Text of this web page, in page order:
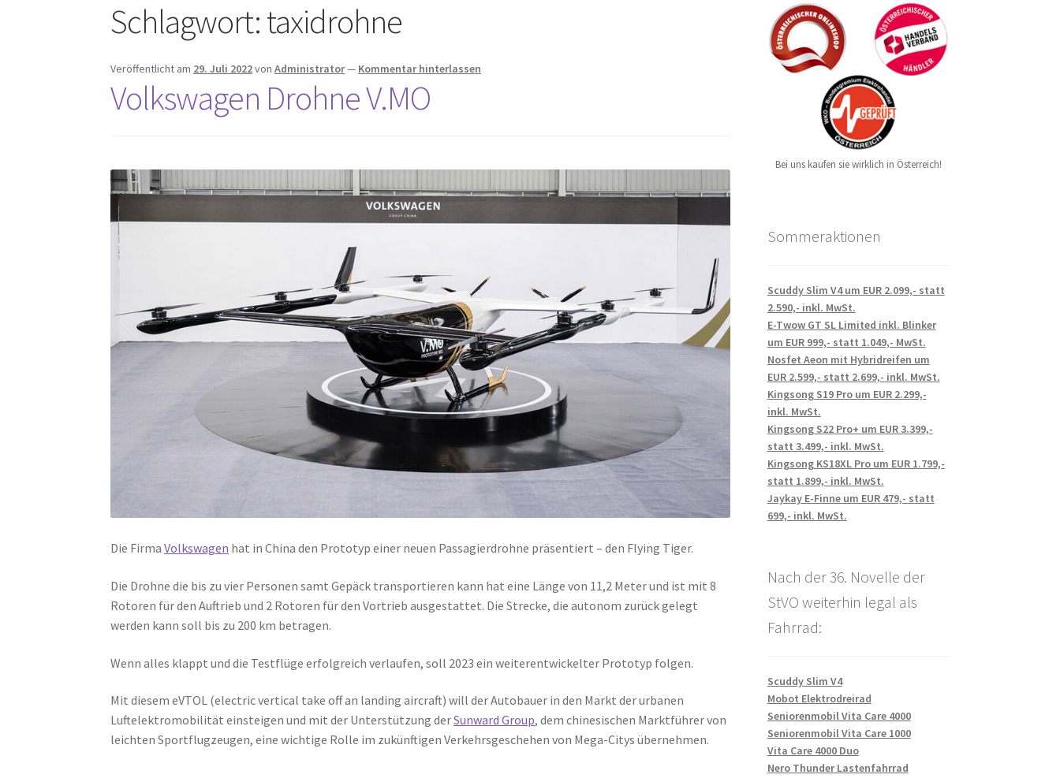
Schlagwort:taxidrohne
Veröffentlicht am 29. Juli 2022vonAdministrator— Kommentar hinterlassen
Volkswagen Drohne V.MO
Die FirmaVolkswagen hat in China den Prototyp einer neuen Passagierdrohne präsentiert – den Flying Tiger.
Die Drohne die bis zu vier Personen samt Gepäck transportieren kann hat eine Länge von 11,2 Meter und ist mit 8
Rotoren für den Auftrieb und 2 Rotoren für den Vortrieb ausgestattet. Die Strecke, die autonom zurück gelegt
werden kann soll bis zu 200 km betragen.
Wenn alles klappt und die Testflüge erfolgreich verlaufen, soll 2023 ein weiterentwickelter Prototyp folgen.
Mit diesem eVTOL (electric vertical take off an landing aircraft) will der Autobauer in den Markt der urbanen
Luftelektromobilität einsteigen und mit der Unterstützung derSunward Group, dem chinesischen Marktführer von
leichten Sportflugzeugen, eine wichtige Rolle im zukünftigen Verkehrsgeschehen von Mega-Citys übernehmen.
Bei uns kaufen sie wirklich in Österreich!
Sommeraktionen
Scuddy Slim V4 um EUR 2.099,- statt
2.590,- inkl. MwSt.
E-Twow GT SL Limited inkl. Blinker
um EUR 999,- statt 1.049,- MwSt.
Nosfet Aeon mit Hybridreifen um
EUR 2.599,- statt 2.699,- inkl. MwSt.
Kingsong S19 Pro um EUR 2.299,-
inkl. MwSt.
Kingsong S22 Pro+ um EUR 3.399,-
statt 3.499,- inkl. MwSt.
Kingsong KS18XL Pro um EUR 1.799,-
statt 1.899,- inkl. MwSt.
Jaykay E-Finne um EUR 479,- statt
699,- inkl. MwSt.
Nach der 36. Novelle der
StVO weiterhin legal als
Fahrrad:
Scuddy Slim V4
Mobot Elektrodreirad
Seniorenmobil Vita Care 4000
Seniorenmobil Vita Care 1000
Vita Care 4000 Duo
Nero Thunder Lastenfahrrad